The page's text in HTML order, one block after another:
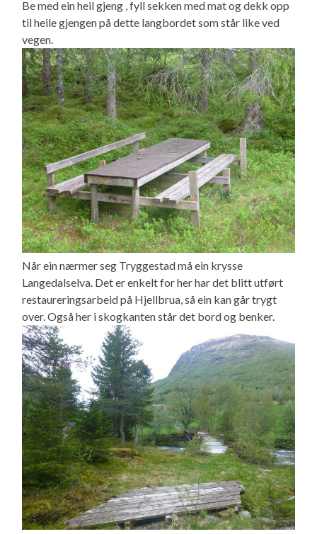
Be med ein heil gjeng , fyll sekken med mat og dekk opp
til heile gjengen på dette langbordet som står like ved
vegen.
Når ein nærmer seg Tryggestad må ein krysse
Langedalselva. Det er enkelt for her har det blitt utført
restaureringsarbeid på Hjellbrua, så ein kan går trygt
over. Også her i skogkanten står det bord og benker.